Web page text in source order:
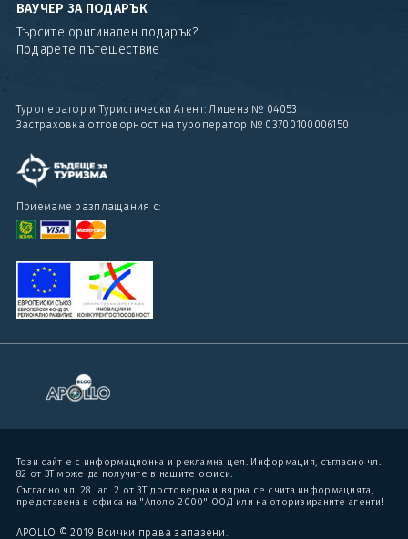
ВАУЧЕР ЗА ПОДАРЪК
Търсите оригинален подарък?
Подарете пътешествие
Туроператор и Туристически Агент: Лиценз № 04053
Застраховка отговорност на туроператор № 03700100006150
Приемаме разплащания с:
Този сайт е с информационна и рекламна цел. Информация, съгласно чл.
82 от ЗТ може да получите в нашите офиси.
Съгласно чл. 28 . ал. 2 от ЗТ достоверна и вярна се счита информацията,
представена в офиса на "Аполо 2000" ООД или на оторизираните агенти!
APOLLO © 2019 Всички права запазени.